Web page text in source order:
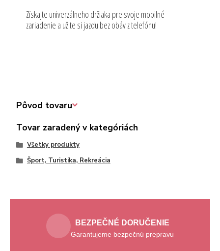
Získajte univerzálneho držiaka pre svoje mobilné
zariadenie a užite si jazdu bez obáv z telefónu!
Pôvod tovaru
Tovar zaradený v kategóriách
Všetky produkty
Šport, Turistika, Rekreácia
BEZPEČNÉ DORUČENIE
Garantujeme bezpečnú prepravu